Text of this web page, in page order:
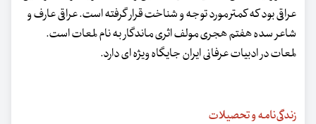
عراقی بود که کمتر مورد توجه و شناخت قرار گرفته است. عراقی عارف و
شاعر سده هفتم هجری مولف اثری ماندگار به نام لمعات است.
لمعات در ادبیات عرفانی ایران جایگاه ویژه ای دارد.
زندگی‌نامه و تحصیلات